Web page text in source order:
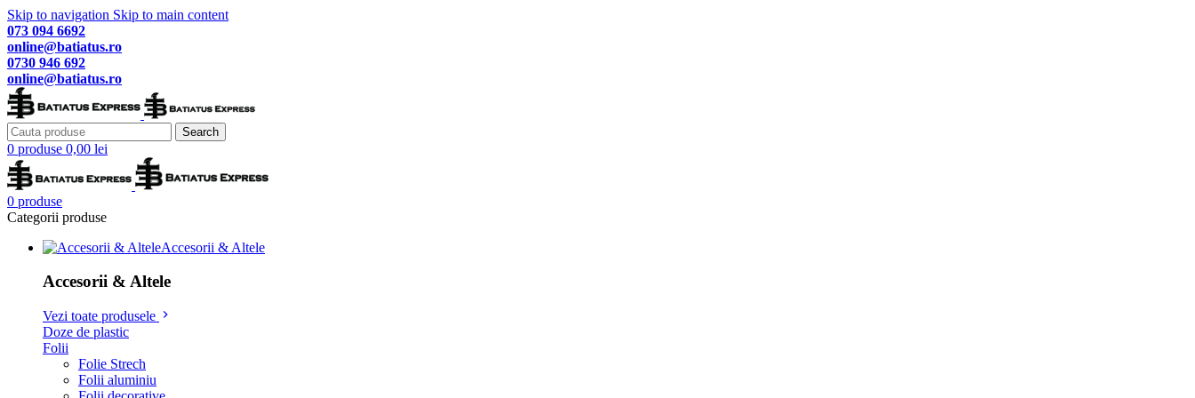
Skip to navigation Skip to main content
073 094 6692
online@batiatus.ro
0730 946 692
online@batiatus.ro
Search
0 produse 0,00 lei
0 produse
Categorii produse
Accesorii & Altele
Accesorii & Altele
Vezi toate produsele
Doze de plastic
Folii
Folie Strech
Folii aluminiu